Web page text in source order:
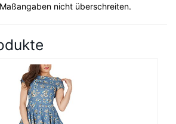
nicht überschreiten.